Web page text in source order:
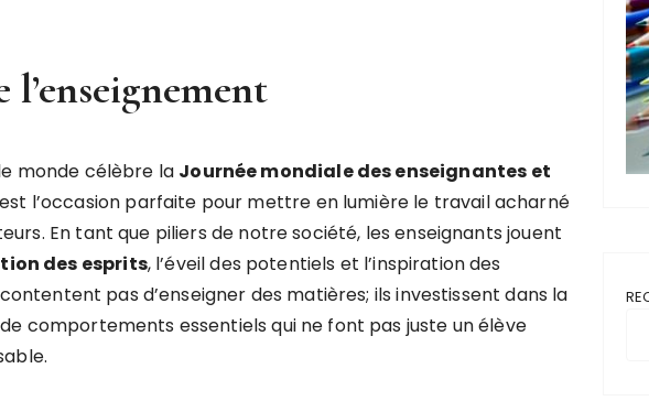
l’enseignement
monde célèbre la Journéemondialedesenseignantes et
l’occasion parfaite pour mettre en lumière le travail acharné
En tant que piliers de notre société, les enseignants jouent
tion des esprits, l’éveil des potentiels et l’inspiration des
pas d’enseigner des matières; ils investissent dans la
comportements essentiels qui ne font pas juste un élève